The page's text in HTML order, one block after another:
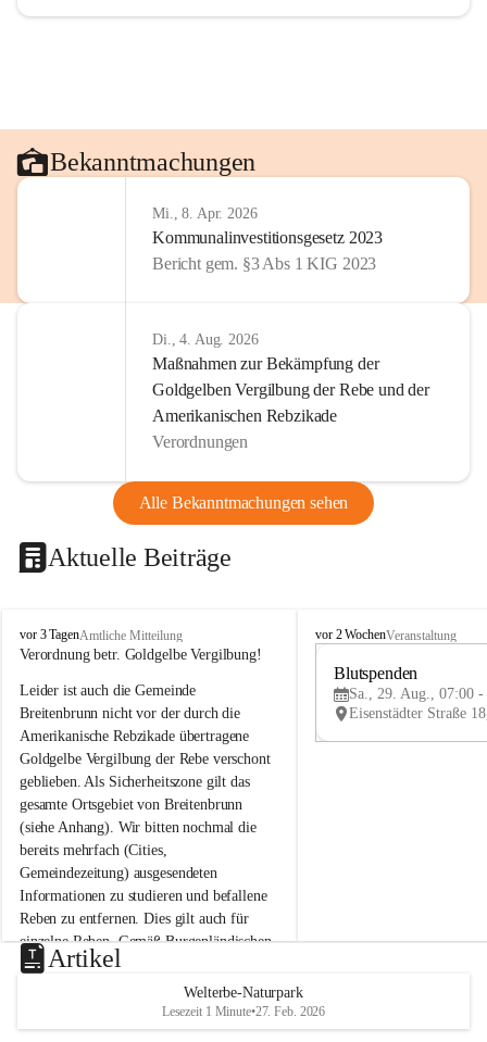
Bekanntmachungen
Mi., 8. Apr. 2026
Kommunalinvestitionsgesetz 2023
Bericht gem. §3 Abs 1 KIG 2023
Di., 4. Aug. 2026
Maßnahmen zur Bekämpfung der
Goldgelben Vergilbung der Rebe und der
Amerikanischen Rebzikade
Verordnungen
Alle Bekanntmachungen sehen
Aktuelle Beiträge
B
r
i
t
e
n
b
r
u
n
n
a
m
N
e
u
s
d
vor 3 TagenAmtliche Mitteilung
Verordnung betr. Goldgelbe Vergilbung!
Leider ist auch die Gemeinde
Breitenbrunn nicht vor der durch die
Amerikanische Rebzikade übertragene
Goldgelbe Vergilbung der Rebe verschont
geblieben. Als Sicherheitszone gilt das
gesamte Ortsgebiet von Breitenbrunn
(siehe Anhang). Wir bitten nochmal die
bereits mehrfach (Cities,
Gemeindezeitung) ausgesendeten
Informationen zu studieren und befallene
Reben zu entfernen. Dies gilt auch für
einzelne Reben. Gemäß Burgenländischen
Weinbaugesetz sind nicht gepflegte oder
unzulässige Weingärten zu roden! Bitte
helfen wir zusammen um unsere Winzer
vor den prognostizierten Ernteausfällen
B
e
u
e
d
vor 2 WochenVeranstaltung
Blutspenden
Sa., 29. Aug., 07:00 -
Artikel
Welterbe-Naturpark
Lesezeit 1 Minute•27. Feb. 2026